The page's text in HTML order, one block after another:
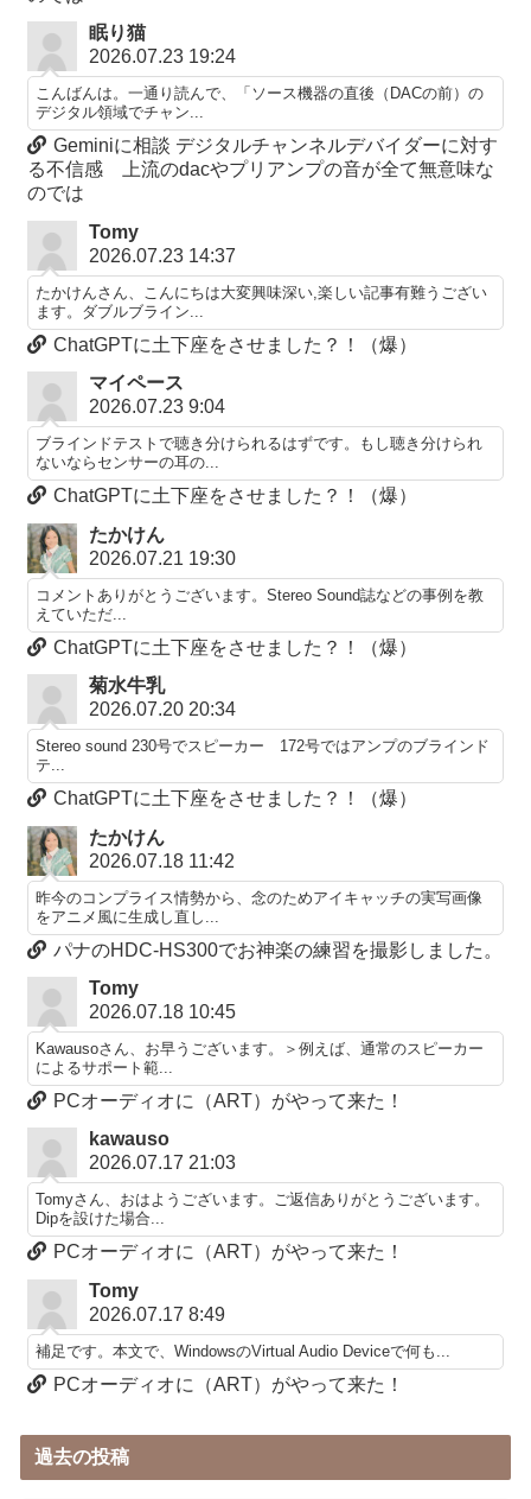
眠り猫
2026.07.23 19:24
こんばんは。一通り読んで、「ソース機器の直後（DACの前）の
デジタル領域でチャン...
Geminiに相談 デジタルチャンネルデバイダーに対す
る不信感 上流のdacやプリアンプの音が全て無意味な
のでは
Tomy
2026.07.23 14:37
たかけんさん、こんにちは大変興味深い,楽しい記事有難うござい
ます。ダブルブライン...
ChatGPTに土下座をさせました？！（爆）
マイペース
2026.07.23 9:04
ブラインドテストで聴き分けられるはずです。もし聴き分けられ
ないならセンサーの耳の...
ChatGPTに土下座をさせました？！（爆）
たかけん
2026.07.21 19:30
コメントありがとうございます。Stereo Sound誌などの事例を教
えていただ...
ChatGPTに土下座をさせました？！（爆）
菊水牛乳
2026.07.20 20:34
Stereo sound 230号でスピーカー 172号ではアンプのブラインド
テ...
ChatGPTに土下座をさせました？！（爆）
たかけん
2026.07.18 11:42
昨今のコンプライス情勢から、念のためアイキャッチの実写画像
をアニメ風に生成し直し...
パナのHDC-HS300でお神楽の練習を撮影しました。
Tomy
2026.07.18 10:45
Kawausoさん、お早うございます。＞例えば、通常のスピーカー
によるサポート範...
PCオーディオに（ART）がやって来た！
kawauso
2026.07.17 21:03
Tomyさん、おはようございます。ご返信ありがとうございます。
Dipを設けた場合...
PCオーディオに（ART）がやって来た！
Tomy
2026.07.17 8:49
補足です。本文で、WindowsのVirtual Audio Deviceで何も...
PCオーディオに（ART）がやって来た！
過去の投稿